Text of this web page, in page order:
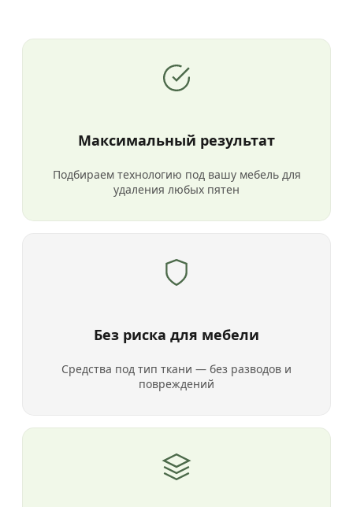
Максимальный результат
Подбираем технологию под вашу мебель для
удаления любых пятен
Без риска для мебели
Средства под тип ткани — без разводов и
повреждений